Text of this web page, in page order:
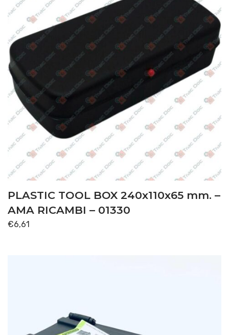
PLASTIC TOOL BOX 240x110x65 mm. –
AMA RICAMBI – 01330
€6,61